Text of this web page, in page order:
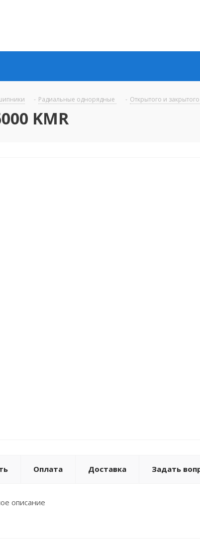
- Радиальные однорядные - Открытого и
KMR
Оплата Доставка Задать
описание